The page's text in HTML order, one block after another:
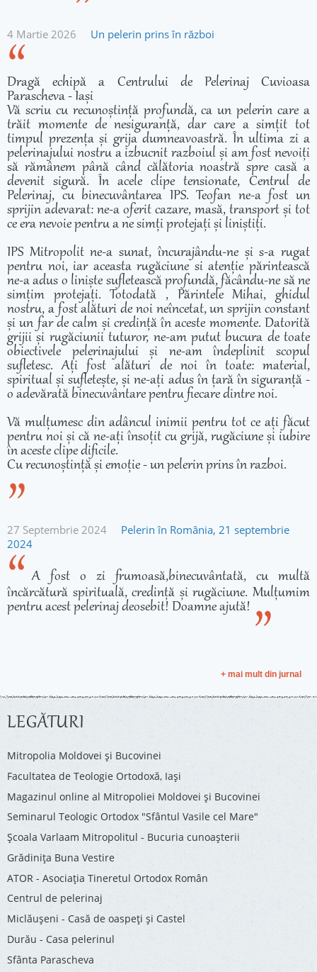
4 Martie 2026 Un pelerin prins în război
Dragă echipă a Centrului de Pelerinaj Cuvioasa
Parascheva - Iași
Vă scriu cu recunoștință profundă, ca un pelerin care a
trăit momente de nesiguranță, dar care a simțit tot
timpul prezența și grija dumneavoastră. În ultima zi a
pelerinajului nostru a izbucnit razboiul și am fost nevoiți
să rămânem până când călătoria noastră spre casă a
devenit sigură. În acele clipe tensionate, Centrul de
Pelerinaj, cu binecuvântarea IPS. Teofan ne-a fost un
sprijin adevarat: ne-a oferit cazare, masă, transport și tot
ce era nevoie pentru a ne simți protejați și liniștiți.
IPS Mitropolit ne-a sunat, încurajându-ne și s-a rugat
pentru noi, iar aceasta rugăciune si atenție părintească
ne-a adus o liniște sufletească profundă, făcându-ne să ne
simțim protejați. Totodată , Părintele Mihai, ghidul
nostru, a fost alături de noi neîncetat, un sprijin constant
și un far de calm și credință în aceste momente. Datorită
grijii și rugăciunii tuturor, ne-am putut bucura de toate
obiectivele pelerinajului și ne-am îndeplinit scopul
sufletesc. Ați fost alături de noi în toate: material,
spiritual și sufletește, și ne-ați adus în țară în siguranță -
o adevărată binecuvântare pentru fiecare dintre noi.
Vă mulțumesc din adâncul inimii pentru tot ce ați făcut
pentru noi și că ne-ați însoțit cu grijă, rugăciune și iubire
în aceste clipe dificile.
Cu recunoștință și emoție - un pelerin prins în razboi.
27 Septembrie 2024
Pelerin în România, 21 septembrie
2024
A fost o zi frumoasă,binecuvântată, cu multă
încărcătură spirituală, credință și rugăciune. Mulțumim
pentru acest pelerinaj deosebit! Doamne ajută!
+ mai mult din jurnal
LEGĂTURI
Mitropolia Moldovei și Bucovinei
Facultatea de Teologie Ortodoxă, Iaşi
Magazinul online al Mitropoliei Moldovei și Bucovinei
Seminarul Teologic Ortodox "Sfântul Vasile cel Mare"
Şcoala Varlaam Mitropolitul - Bucuria cunoaşterii
Grădinița Buna Vestire
ATOR - Asociaţia Tineretul Ortodox Român
Centrul de pelerinaj
Miclăușeni - Casă de oaspeţi şi Castel
Durău - Casa pelerinul
Sfânta Parascheva